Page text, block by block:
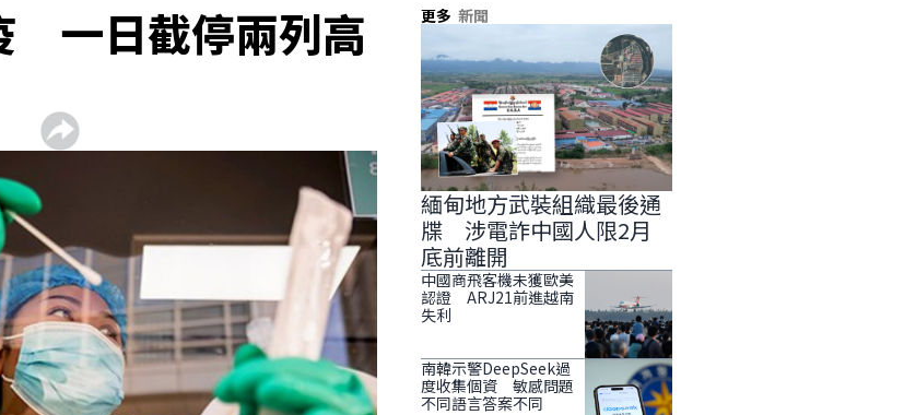
一日截停兩列高
更多 新聞
緬甸地方武裝組織最後通
牒 涉電詐中國人限2月
底前離開
中國商飛客機未獲歐美
認證 ARJ21前進越南
失利
南韓示警DeepSeek過
度收集個資 敏感問題
不同語言答案不同